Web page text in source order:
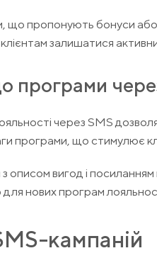
пропонують бонуси або
залишатися
програми
через SMS
програми, що стимулює
вигод і
нових програм
кампаній